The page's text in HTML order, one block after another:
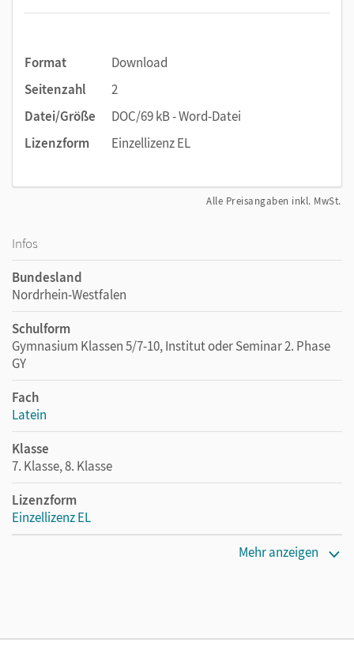
Format
Download
Seitenzahl
2
Datei/Größe
DOC/69 kB - Word-Datei
Lizenzform
Einzellizenz EL
Alle Preisangaben inkl. MwSt.
Infos
Bundesland
Nordrhein-Westfalen
Schulform
Gymnasium Klassen 5/7-10, Institut oder Seminar 2. Phase
GY
Fach
Latein
Klasse
7. Klasse, 8. Klasse
Lizenzform
Einzellizenz EL
Mehr anzeigen